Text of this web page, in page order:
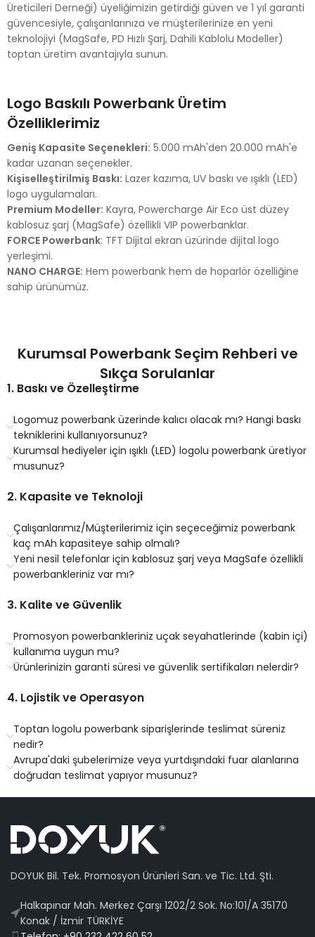
Üreticileri Derneği) üyeliğimizin getirdiği güven ve 1 yıl garanti
güvencesiyle, çalışanlarınıza ve müşterilerinize en yeni
teknolojiyi (MagSafe, PD Hızlı Şarj, Dahili Kablolu Modeller)
toptan üretim avantajıyla sunun.
Logo Baskılı Powerbank Üretim
Özelliklerimiz
Geniş Kapasite Seçenekleri: 5.000 mAh'den 20.000 mAh'e
kadar uzanan seçenekler.
Kişiselleştirilmiş Baskı: Lazer kazıma, UV baskı ve ışıklı (LED)
logo uygulamaları.
Premium Modeller: Kayra, Powercharge Air Eco üst düzey
kablosuz şarj (MagSafe) özellikli VIP powerbanklar.
FORCE Powerbank: TFT Dijital ekran üzürinde dijital logo
yerleşimi.
NANO CHARGE: Hem powerbank hem de hoparlör özelliğine
sahip ürünümüz.
Kurumsal Powerbank Seçim Rehberi ve
Sıkça Sorulanlar
1. Baskı ve Özelleştirme
Logomuz powerbank üzerinde kalıcı olacak mı? Hangi baskı
tekniklerini kullanıyorsunuz?
Kurumsal hediyeler için ışıklı (LED) logolu powerbank üretiyor
musunuz?
2. Kapasite ve Teknoloji
Çalışanlarımız/Müşterilerimiz için seçeceğimiz powerbank
kaç mAh kapasiteye sahip olmalı?
Yeni nesil telefonlar için kablosuz şarj veya MagSafe özellikli
powerbankleriniz var mı?
3. Kalite ve Güvenlik
Promosyon powerbankleriniz uçak seyahatlerinde (kabin içi)
kullanıma uygun mu?
Ürünlerinizin garanti süresi ve güvenlik sertifikaları nelerdir?
4. Lojistik ve Operasyon
Toptan logolu powerbank siparişlerinde teslimat süreniz
nedir?
Avrupa'daki şubelerimize veya yurtdışındaki fuar alanlarına
doğrudan teslimat yapıyor musunuz?
DOYUK Bil. Tek. Promosyon Ürünleri San. ve Tic. Ltd. Şti.
Halkapınar Mah. Merkez Çarşı 1202/2 Sok. No:101/A 35170
Konak / İzmir TÜRKİYE